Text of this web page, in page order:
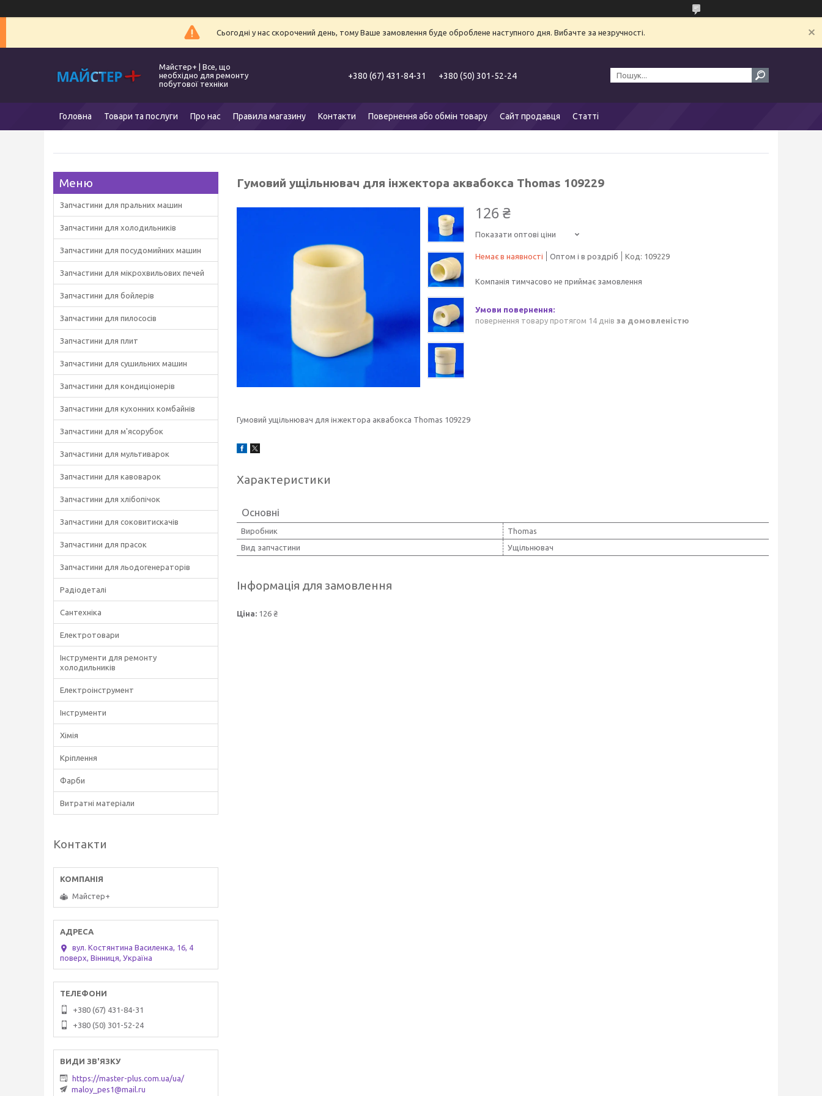
Сьогодні у нас скорочений день, тому Ваше замовлення буде оброблене наступного дня. Вибачте за незручності.
Майстер+ | Все, що
необхідно для ремонту
побутової техніки
+380 (67) 431-84-31 +380 (50) 301-52-24
Головна Товари та послуги Про нас Правила магазину Контакти Повернення або обмін товару Сайт продавця Статті
Гумовий ущільнювач для інжектора аквабокса Thomas 109229
126 ₴
Показати оптові ціни
Немає в наявності Оптом і в роздріб Код: 109229
Компанія тимчасово не приймає замовлення
повернення товару протягом 14 днів за домовленістю
Гумовий ущільнювач для інжектора аквабокса Thomas 109229
Характеристики
Основні
Виробник
Thomas
Вид запчастини
Ущільнювач
Інформація для замовлення
Ціна: 126 ₴
Запчастини для пральних машин
Запчастини для холодильників
Запчастини для посудомийних машин
Запчастини для мікрохвильових печей
Запчастини для бойлерів
Запчастини для пилососів
Запчастини для плит
Запчастини для сушильних машин
Запчастини для кондиціонерів
Запчастини для кухонних комбайнів
Запчастини для м'ясорубок
Запчастини для мультиварок
Запчастини для кавоварок
Запчастини для хлібопічок
Запчастини для соковитискачів
Запчастини для прасок
Запчастини для льодогенераторів
Радіодеталі
Сантехніка
Електротовари
Інструменти для ремонту
холодильників
Електроінструмент
Інструменти
Хімія
Кріплення
Фарби
Витратні матеріали
Контакти
Майстер+
вул. Костянтина Василенка, 16, 4
поверх, Вінниця, Україна
+380 (67) 431-84-31
+380 (50) 301-52-24
https://master-plus.com.ua/ua/
maloy_pes1@mail.ru